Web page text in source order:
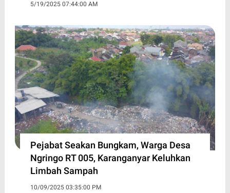
5/19/2025 07:44:00 AM
Pejabat Seakan Bungkam, Warga Desa
Ngringo RT 005, Karanganyar Keluhkan
Limbah Sampah
10/09/2025 03:35:00 PM